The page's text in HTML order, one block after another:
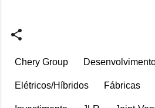
Chery Group
Elétricos/Híbridos Fábricas